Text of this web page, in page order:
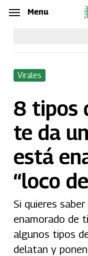
Skip
content
Menu
Virales
8 tipos
te da
está
“loco
Si quieres
enamorado de
algunos tipos
delatan y
Menu